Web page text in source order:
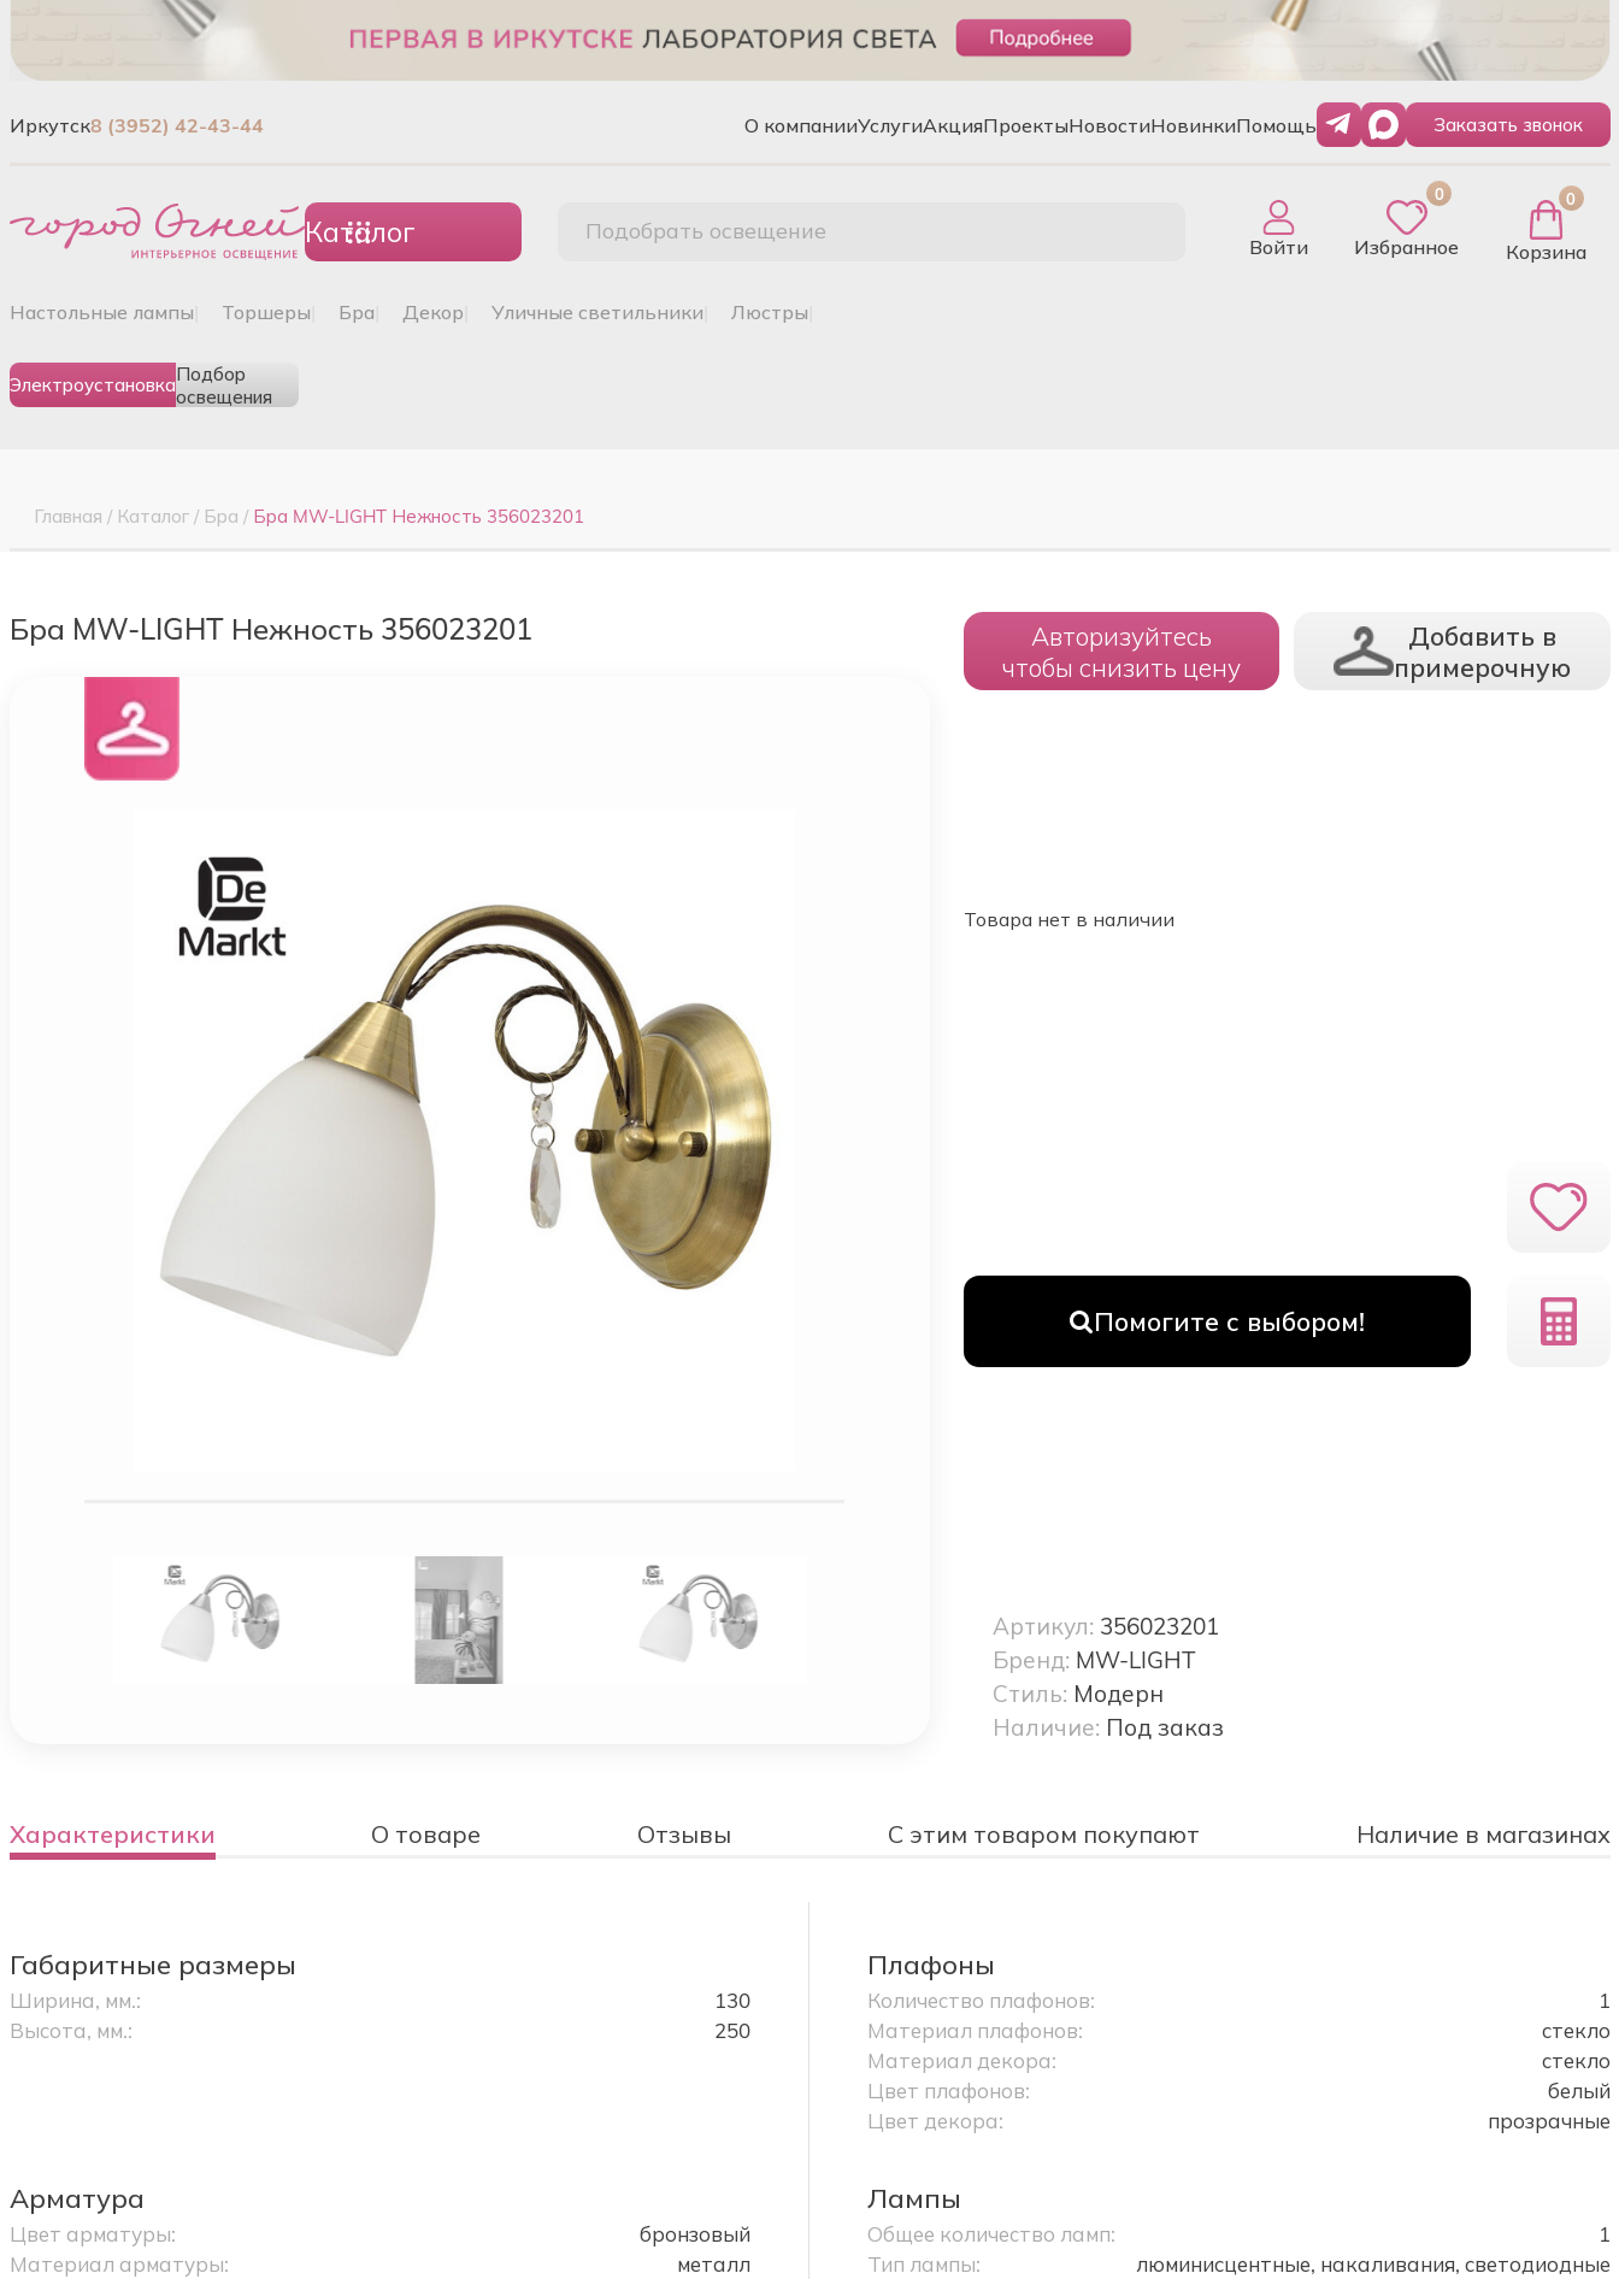
Иркутск8 (3952) 42-43-44 О компанииУслугиАкцияПроектыНовостиНовинкиПомощь Заказать звонок
Каталог Подобрать освещение
Войти
0
Избранное
0
Корзина
настольные лампы торшеры бра декор уличные светильники люстры
ЭлектроустановкаПодбор
освещения
Главная / Каталог / Бра / Бра MW-LIGHT Нежность 356023201
Бра MW-LIGHT Нежность 356023201
Авторизуйтесь
чтобы снизить цену
Добавить в
примерочную
Товара нет в наличии
Помогите с выбором!
Артикул: 356023201
Бренд: MW-LIGHT
Стиль: Модерн
Наличие: Под заказ
Характеристики О товаре Отзывы С этим товаром покупают Наличие в магазинах
Габаритные размеры
Ширина, мм.:
130
Высота, мм.:
250
Плафоны
Количество плафонов:
1
Материал плафонов:
стекло
Материал декора:
стекло
Цвет плафонов:
белый
Цвет декора:
прозрачные
Арматура
Цвет арматуры:
бронзовый
Материал арматуры:
металл
Лампы
Общее количество ламп:
1
Тип лампы:
люминисцентные, накаливания, светодиодные